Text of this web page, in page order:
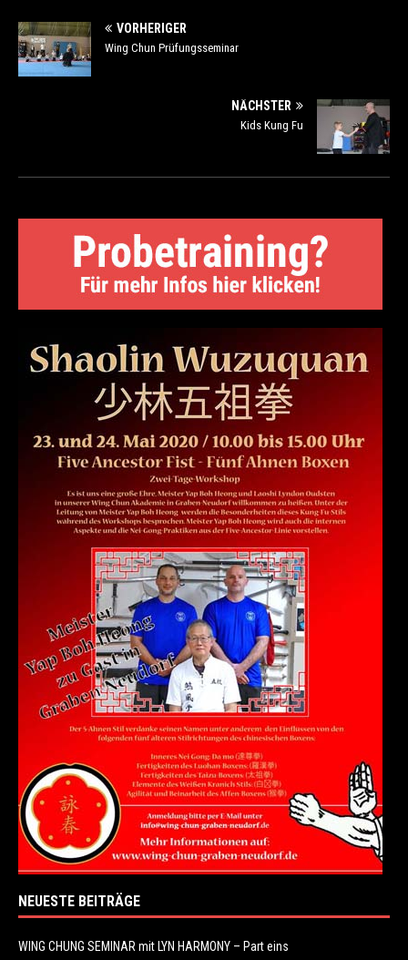
VORHERIGER
Wing Chun Prüfungsseminar
NÄCHSTER
Kids Kung Fu
NEUESTE BEITRÄGE
WING CHUNG SEMINAR mit LYN HARMONY – Part eins